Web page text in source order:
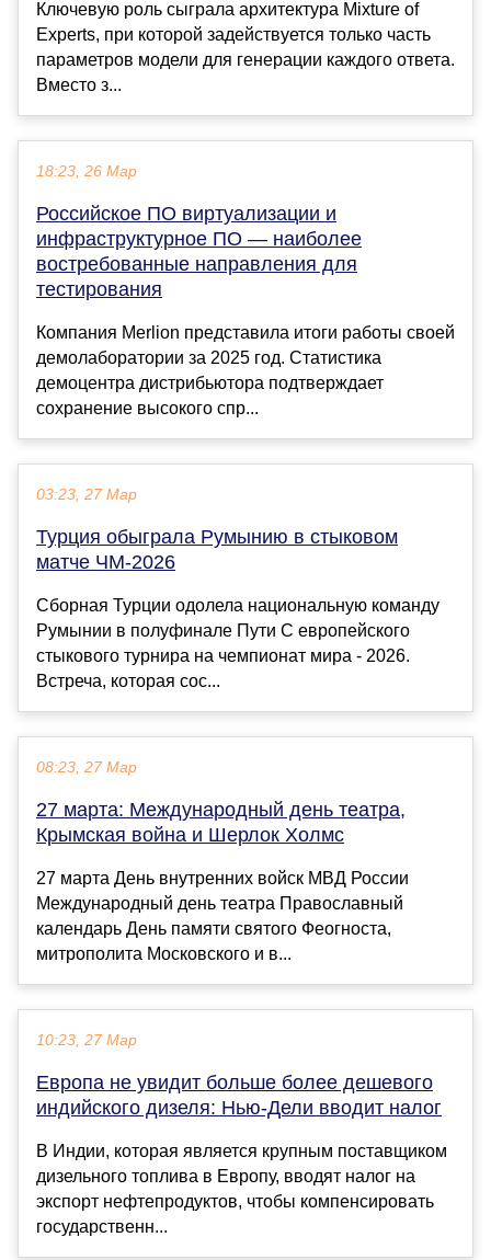
Ключевую роль сыграла архитектура Mixture of
Experts, при которой задействуется только часть
параметров модели для генерации каждого ответа.
Вместо з...
18:23, 26 Мар
Российское ПО виртуализации и
инфраструктурное ПО — наиболее
востребованные направления для
тестирования
Компания Merlion представила итоги работы своей
демолаборатории за 2025 год. Статистика
демоцентра дистрибьютора подтверждает
сохранение высокого спр...
03:23, 27 Мар
Турция обыграла Румынию в стыковом
матче ЧМ-2026
Сборная Турции одолела национальную команду
Румынии в полуфинале Пути С европейского
стыкового турнира на чемпионат мира - 2026.
Встреча, которая сос...
08:23, 27 Мар
27 марта: Международный день театра,
Крымская война и Шерлок Холмс
27 марта День внутренних войск МВД России
Международный день театра Православный
календарь День памяти святого Феогноста,
митрополита Московского и в...
10:23, 27 Мар
Европа не увидит больше более дешевого
индийского дизеля: Нью-Дели вводит налог
В Индии, которая является крупным поставщиком
дизельного топлива в Европу, вводят налог на
экспорт нефтепродуктов, чтобы компенсировать
государственн...